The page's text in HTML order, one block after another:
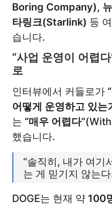
Boring Company),
타링크(Starlink) 등
습니다.
“사업 운영이 어렵
로
인터뷰에서 커들로가
어떻게 운영하고 있는
는 “매우 어렵다”
했습니다.
“솔직히, 내가 여기
는 게 믿기지 않는다
DOGE는 현재 약 100